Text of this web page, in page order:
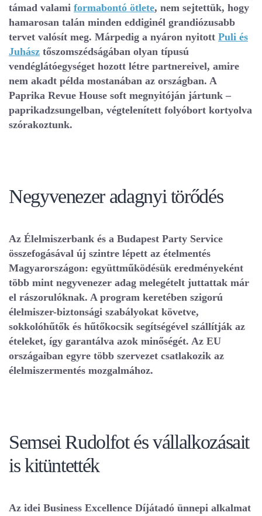
támad valami formabontó ötlete, nem sejtettük, hogy
hamarosan talán minden eddiginél grandiózusabb
tervet valósít meg. Márpedig a nyáron nyitott Puli és
Juhász tőszomszédságában olyan típusú
vendéglátóegységet hozott létre partnereivel, amire
nem akadt példa mostanában az országban. A
Paprika Revue House soft megnyitóján jártunk –
paprikadzsungelban, végtelenített folyóbort kortyolva
szórakoztunk.
Negyvenezer adagnyi törődés
Az Élelmiszerbank és a Budapest Party Service
összefogásával új szintre lépett az ételmentés
Magyarországon: együttműködésük eredményeként
több mint negyvenezer adag melegételt juttattak már
el rászorulóknak. A program keretében szigorú
élelmiszer-biztonsági szabályokat követve,
sokkolóhűtők és hűtőkocsik segítségével szállítják az
ételeket, így garantálva azok minőségét. Az EU
országaiban egyre több szervezet csatlakozik az
élelmiszermentés mozgalmához.
Semsei Rudolfot és vállalkozásait
is kitüntették
Az idei Business Excellence Díjátadó ünnepi alkalmat